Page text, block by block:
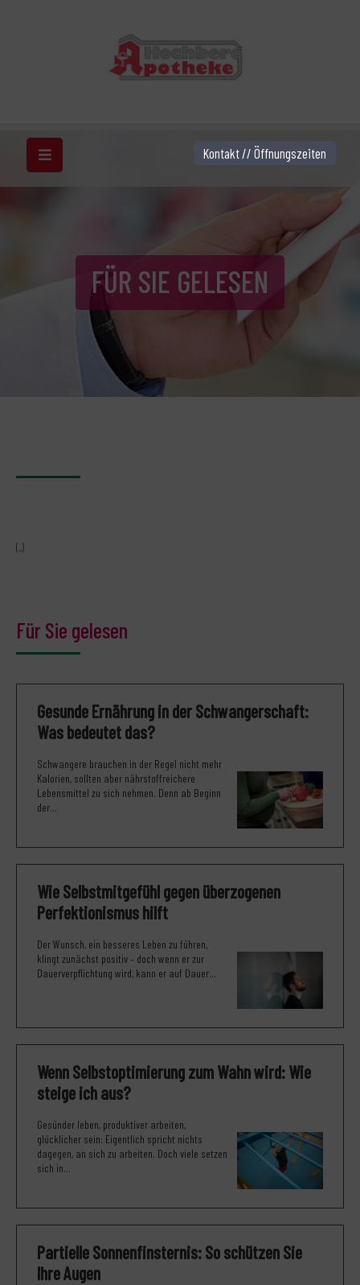
FÜR SIE GELESEN
(..)
Für Sie gelesen
Gesunde Ernährung in der Schwangerschaft:
Was bedeutet das?
Schwangere brauchen in der Regel nicht mehr
Kalorien, sollten aber nährstoffreichere
Lebensmittel zu sich nehmen. Denn ab Beginn
der...
Wie Selbstmitgefühl gegen überzogenen
Perfektionismus hilft
Der Wunsch, ein besseres Leben zu führen,
klingt zunächst positiv – doch wenn er zur
Dauerverpflichtung wird, kann er auf Dauer...
Wenn Selbstoptimierung zum Wahn wird: Wie
steige ich aus?
Gesünder leben, produktiver arbeiten,
glücklicher sein: Eigentlich spricht nichts
dagegen, an sich zu arbeiten. Doch viele setzen
sich in...
Partielle Sonnenfinsternis: So schützen Sie
Ihre Augen
Kontakt // Öffnungszeiten